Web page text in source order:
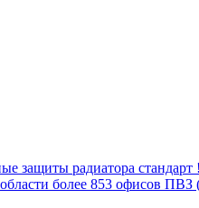
защиты радиатора